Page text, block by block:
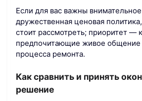
Если для вас важны
дружественная ценовая
стоит рассмотреть; приоритет —
предпочитающие живое общение
процесса ремонта.
Как сравнить и принять
решение